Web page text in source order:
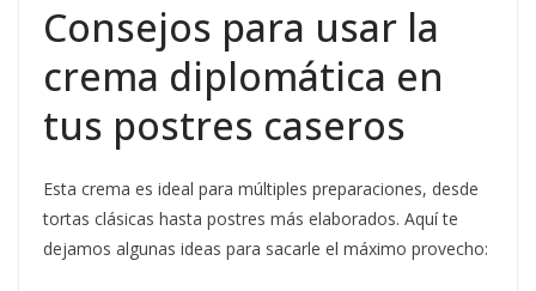
Consejos para usar la
crema diplomática en
tus postres caseros
Esta crema es ideal para múltiples preparaciones, desde
tortas clásicas hasta postres más elaborados. Aquí te
dejamos algunas ideas para sacarle el máximo provecho: